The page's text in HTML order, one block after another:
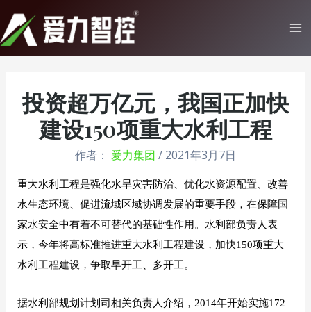
至
内
投资超万亿元，我国正加快
建设150项重大水利工程
作者： 爱力集团 / 2021年3月7日
重大水利工程是强化水旱灾害防治、优化水资源配置、改善
水生态环境、促进流域区域协调发展的重要手段，在保障国
家水安全中有着不可替代的基础性作用。水利部负责人表
示，今年将高标准推进重大水利工程建设，加快150项重大
水利工程建设，争取早开工、多开工。
据水利部规划计划司相关负责人介绍，2014年开始实施172